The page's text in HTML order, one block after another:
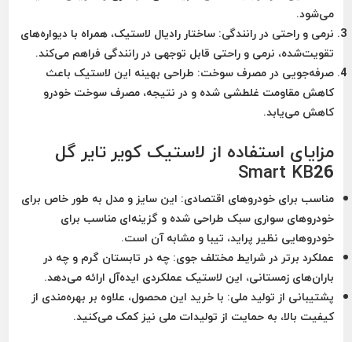
می‌شود.
نرمی و راحتی در رانندگی: ساختار رادیال لاستیک، همراه با دیواره‌های
تقویت‌شده، نرمی و راحتی قابل توجهی در رانندگی فراهم می‌کند.
صرفه‌جویی در مصرف سوخت: طراحی بهینه این لاستیک باعث
کاهش مقاومت غلطشی شده و در نتیجه، مصرف سوخت خودرو
کاهش می‌یابد.
مزایای استفاده از لاستیک کویر تایر گل
Smart KB26
مناسب برای خودروهای اقتصادی: این سایز و مدل به طور خاص برای
خودروهای سواری سبک طراحی شده و گزینه‌ای مناسب برای
خودروهایی نظیر پراید، تیبا و مشابه آن است.
عملکرد برتر در شرایط مختلف جوی: چه در تابستان گرم و چه در
باران‌های زمستانی، این لاستیک عملکردی ایده‌آل ارائه می‌دهد.
پشتیبانی از تولید ملی: با خرید این محصول، علاوه بر بهره‌مندی از
کیفیت بالا، به حمایت از تولیدات ملی نیز کمک می‌کنید.